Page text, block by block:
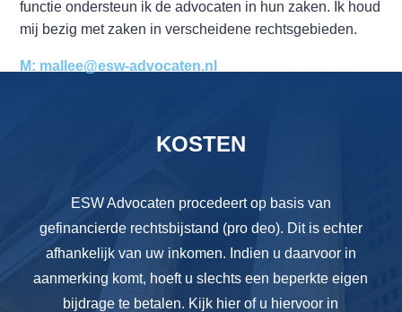
functie ondersteun ik de advocaten in hun zaken. Ik houd
mij bezig met zaken in verscheidene rechtsgebieden.
M: mallee@esw-advocaten.nl
KOSTEN
ESW Advocaten procedeert op basis van
gefinancierde rechtsbijstand (pro deo). Dit is echter
afhankelijk van uw inkomen. Indien u daarvoor in
aanmerking komt, hoeft u slechts een beperkte eigen
bijdrage te betalen. Kijk hier of u hiervoor in